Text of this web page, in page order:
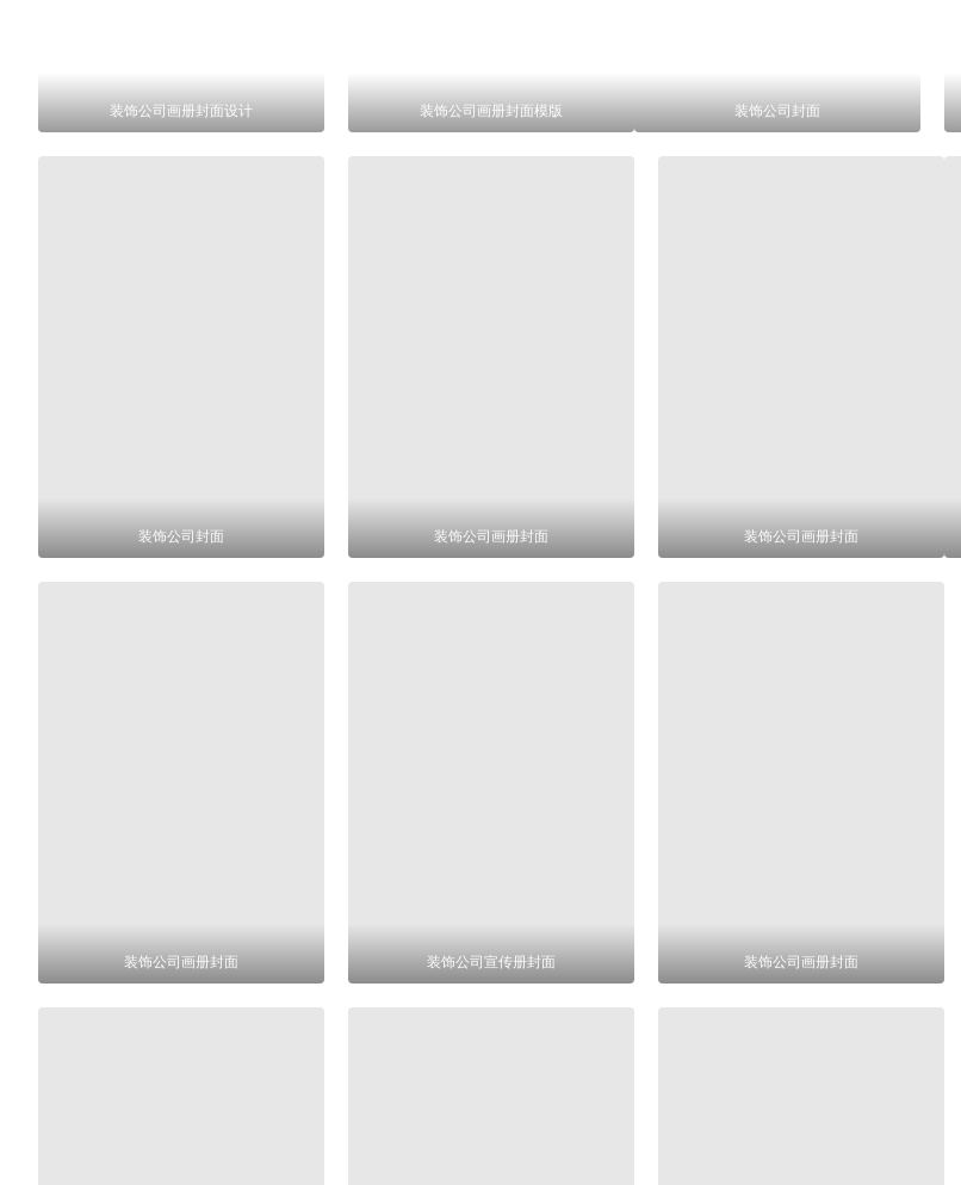
装饰公司画册封面设计 装饰公司画册封面模版 装饰公司封面
装饰公司封面 装饰公司画册封面 装饰公司画册封面
装饰公司画册封面 装饰公司宣传册封面 装饰公司画册封面